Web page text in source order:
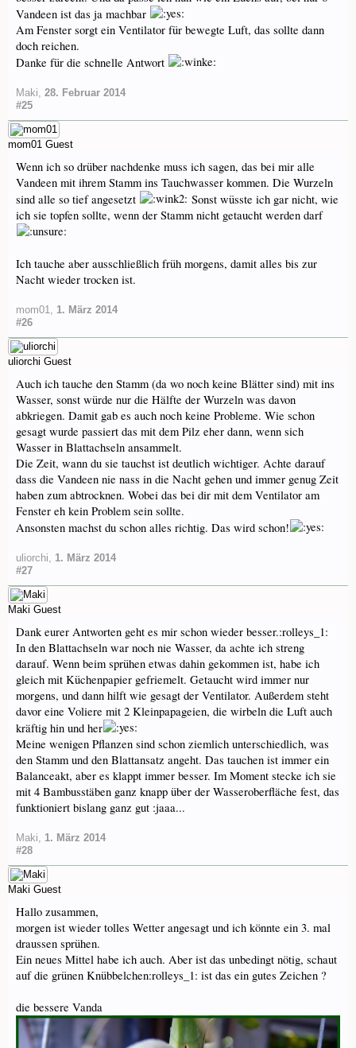
Vandeen ist das ja machbar
Am Fenster sorgt ein Ventilator für bewegte Luft, das sollte dann
doch reichen.
Danke für die schnelle Antwort
Maki, 28. Februar 2014
#25
mom01 Guest
Wenn ich so drüber nachdenke muss ich sagen, das bei mir alle
Vandeen mit ihrem Stamm ins Tauchwasser kommen. Die Wurzeln
sind alle so tief angesetzt
Sonst wüsste ich gar nicht, wie
ich sie topfen sollte, wenn der Stamm nicht getaucht werden darf
Ich tauche aber ausschließlich früh morgens, damit alles bis zur
Nacht wieder trocken ist.
mom01, 1. März 2014
#26
uliorchi Guest
Auch ich tauche den Stamm (da wo noch keine Blätter sind) mit ins
Wasser, sonst würde nur die Hälfte der Wurzeln was davon
abkriegen. Damit gab es auch noch keine Probleme. Wie schon
gesagt wurde passiert das mit dem Pilz eher dann, wenn sich
Wasser in Blattachseln ansammelt.
Die Zeit, wann du sie tauchst ist deutlich wichtiger. Achte darauf
dass die Vandeen nie nass in die Nacht gehen und immer genug Zeit
haben zum abtrocknen. Wobei das bei dir mit dem Ventilator am
Fenster eh kein Problem sein sollte.
Ansonsten machst du schon alles richtig. Das wird schon!
uliorchi, 1. März 2014
#27
Maki Guest
Dank eurer Antworten geht es mir schon wieder besser.:rolleys_1:
In den Blattachseln war noch nie Wasser, da achte ich streng
darauf. Wenn beim sprühen etwas dahin gekommen ist, habe ich
gleich mit Küchenpapier gefriemelt. Getaucht wird immer nur
morgens, und dann hilft wie gesagt der Ventilator. Außerdem steht
davor eine Voliere mit 2 Kleinpapageien, die wirbeln die Luft auch
kräftig hin und her
Meine wenigen Pflanzen sind schon ziemlich unterschiedlich, was
den Stamm und den Blattansatz angeht. Das tauchen ist immer ein
Balanceakt, aber es klappt immer besser. Im Moment stecke ich sie
mit 4 Bambusstäben ganz knapp über der Wasseroberfläche fest, das
funktioniert bislang ganz gut :jaaa...
Maki, 1. März 2014
#28
Maki Guest
Hallo zusammen,
morgen ist wieder tolles Wetter angesagt und ich könnte ein 3. mal
draussen sprühen.
Ein neues Mittel habe ich auch. Aber ist das unbedingt nötig, schaut
auf die grünen Knübbelchen:rolleys_1: ist das ein gutes Zeichen ?
die bessere Vanda